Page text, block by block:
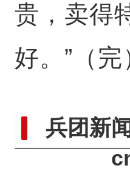
贵，卖得
好。”（完
兵团新